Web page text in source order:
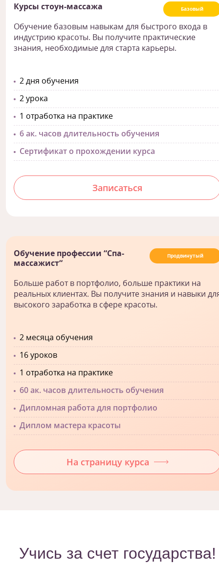
Базовый
Курсы стоун-массажа
Обучение базовым навыкам для быстрого входа в
индустрию красоты. Вы получите практические
знания, необходимые для старта карьеры.
2 дня обучения
2 урока
1 отработка на практике
6 ак. часов длительность обучения
Сертификат о прохождении курса
Записаться
Продвинутый
Обучение профессии “Спа-
массажист“
Больше работ в портфолио, больше практики на
реальных клиентах. Вы получите знания и навыки
высокого заработка в сфере красоты.
2 месяца обучения
16 уроков
1 отработка на практике
60 ак. часов длительность обучения
Дипломная работа для портфолио
Диплом мастера красоты
На страницу курса
Учись за счет государства!